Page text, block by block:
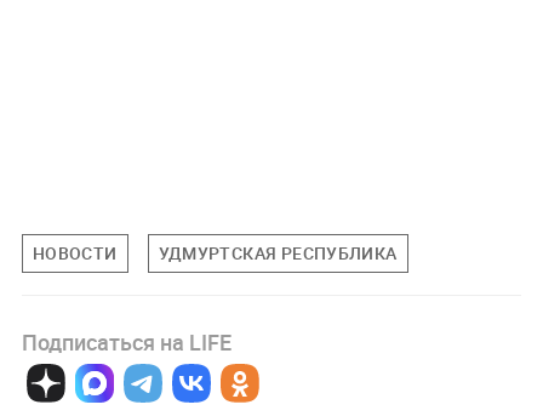
НОВОСТИ УДМУРТСКАЯ РЕСПУБЛИКА
Подписаться на LIFE